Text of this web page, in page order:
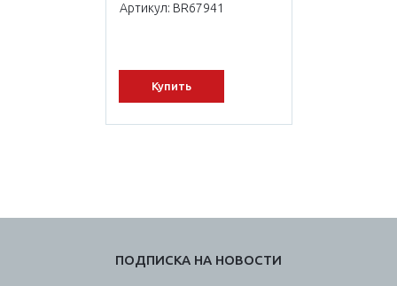
Артикул: BR67941
Купить
ПОДПИСКА НА НОВОСТИ